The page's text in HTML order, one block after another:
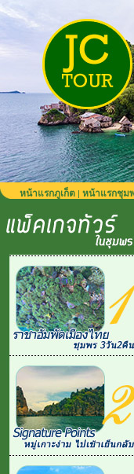
หน้าแรกภูเก็ต | หน้าแรกชุม